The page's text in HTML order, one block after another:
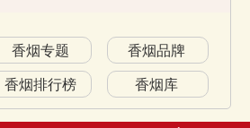
香烟专题 香烟品牌
香烟排行榜 香烟库